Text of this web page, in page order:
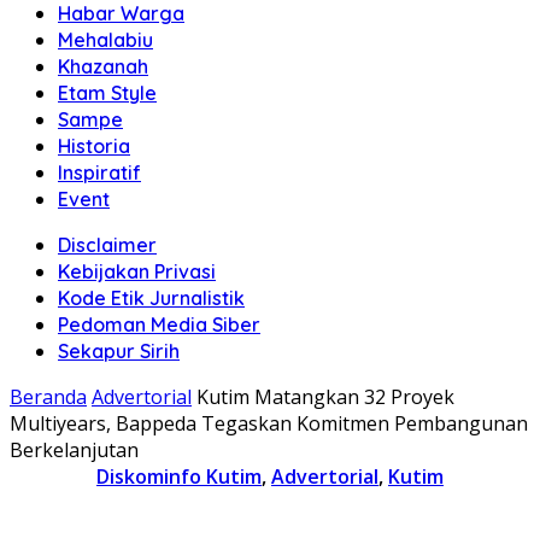
Habar Warga
Mehalabiu
Khazanah
Etam Style
Sampe
Historia
Inspiratif
Event
Disclaimer
Kebijakan Privasi
Kode Etik Jurnalistik
Pedoman Media Siber
Sekapur Sirih
Beranda Advertorial Kutim Matangkan 32 Proyek
Multiyears, Bappeda Tegaskan Komitmen Pembangunan
Berkelanjutan
Diskominfo Kutim,Advertorial, Kutim